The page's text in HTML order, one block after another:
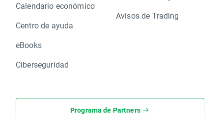
Calendario económico
Centro de ayuda
eBooks
Ciberseguridad
Avisos de Trading
Programa de Partners